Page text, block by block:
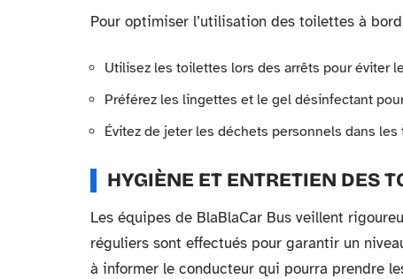
Pour optimiser l’utilisation des toilettes à
Utilisez les toilettes lors des arrêts pour éviter
Préférez les lingettes et le gel désinfectant
Évitez de jeter les déchets personnels dans
HYGIÈNE ET ENTRETIEN DES
Les équipes de BlaBlaCar Bus veillent
réguliers sont effectués pour garantir un
à informer le conducteur qui pourra prendre